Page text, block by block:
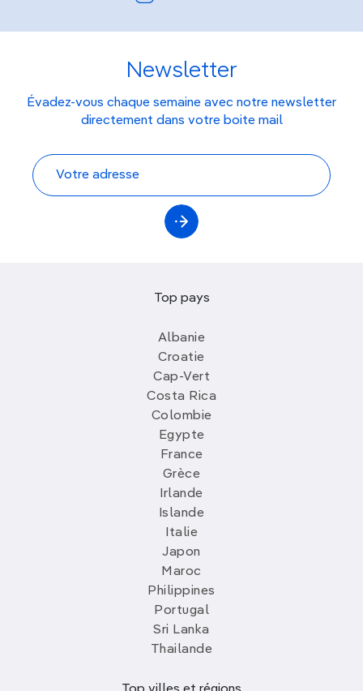
Newsletter
Évadez-vous chaque semaine avec notre newsletter
directement dans votre boite mail
Top pays
Albanie
Croatie
Cap-Vert
Costa Rica
Colombie
Egypte
France
Grèce
Irlande
Islande
Italie
Japon
Maroc
Philippines
Portugal
Sri Lanka
Thailande